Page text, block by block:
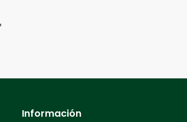
Información